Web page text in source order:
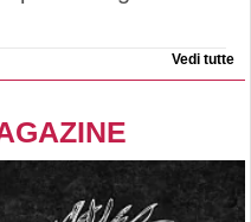
Vedi tutte